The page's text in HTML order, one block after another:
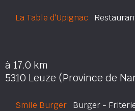
La Table d'Upignac
à 17.0 km
5310 Leuze (Province de
Smile Burger Burger -